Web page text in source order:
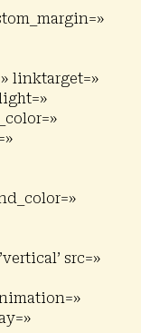
linktarget=»
src=»